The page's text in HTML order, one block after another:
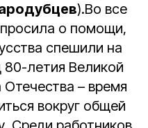
).Во все
о помощи,
спешили на
80-летия Великой
– время
вокруг общей